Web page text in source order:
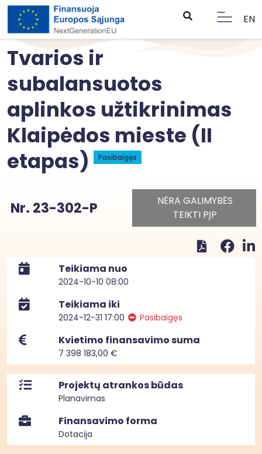
EN
Tvarios ir
subalansuotos
aplinkos užtikrinimas
Klaipėdos mieste (II
etapas)
Pasibaigęs
Nr. 23-302-P
NĖRA GALIMYBĖS
TEIKTI PĮP
Teikiama nuo
2024-10-10 08:00
Teikiama iki
2024-12-31 17:00 Pasibaigęs
Kvietimo finansavimo suma
7 398 183,00 €
Projektų atrankos būdas
Planavimas
Finansavimo forma
Dotacija